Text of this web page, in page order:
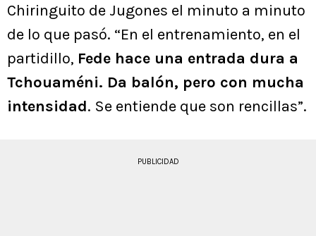
Chiringuito de Jugones el minuto a minuto
de lo que pasó. “En el entrenamiento, en el
partidillo, Fede hace una entrada dura a
Tchouaméni. Da balón, pero con mucha
intensidad. Se entiende que son rencillas”.
PUBLICIDAD